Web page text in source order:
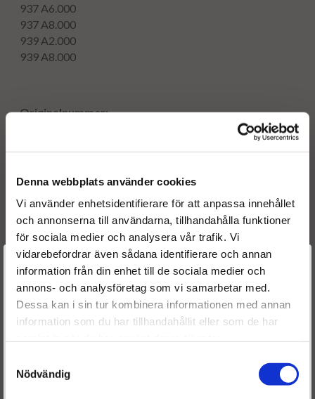
Denna webbplats använder cookies
Vi använder enhetsidentifierare för att anpassa innehållet
och annonserna till användarna, tillhandahålla funktioner
för sociala medier och analysera vår trafik. Vi
vidarebefordrar även sådana identifierare och annan
information från din enhet till de sociala medier och
annons- och analysföretag som vi samarbetar med.
Dessa kan i sin tur kombinera informationen med annan
information som du har tillhandahållit eller som de har
Nödvändig
937 A6.000
937 A8.000
939 A2.000
939 A8.000
Originalnummer:
0445110391 BOSCH
0986435104 BOSCH
0986435208 BOSCH
0 445 110 243 BOSCH
0 986 435 104 BOSCH
DLLA148P1347 BOSCH
F00VC01336 BOSCH
F00VC99638 BOSCH
55221020 ALFA ROMEO
55198218
552210020
Välkommen till
Dieselspecialisten.se
För att förbättra din upplevelse på vår hemsida ber vi dig
välja vilken kategori du tillhör